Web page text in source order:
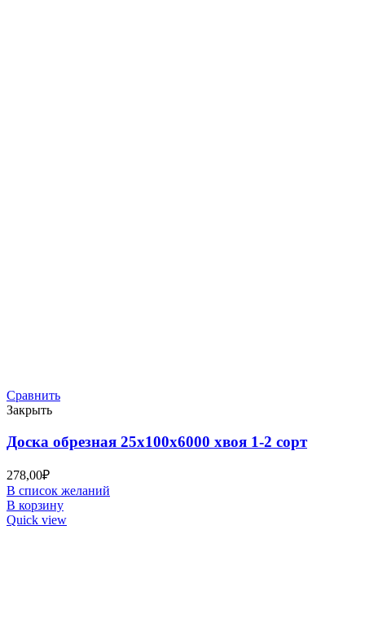
Сравнить
Закрыть
Доска обрезная 25х100х6000 хвоя 1-2 сорт
278,00₽
В список желаний
В корзину
Quick view